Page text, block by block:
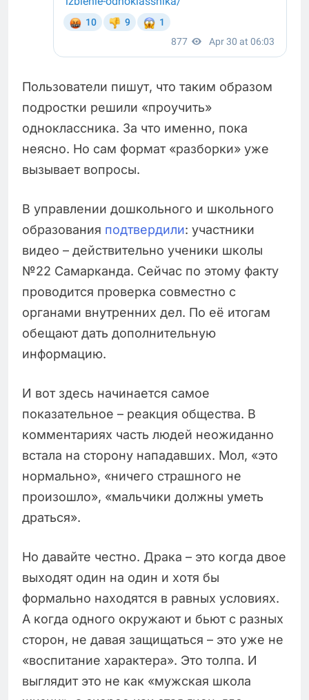
Пользователи пишут, что таким образом
подростки решили «проучить»
одноклассника. За что именно, пока
неясно. Но сам формат «разборки» уже
вызывает вопросы.
В управлении дошкольного и школьного
образования подтвердили: участники
видео – действительно ученики школы
№22 Самарканда. Сейчас по этому факту
проводится проверка совместно с
органами внутренних дел. По её итогам
обещают дать дополнительную
информацию.
И вот здесь начинается самое
показательное – реакция общества. В
комментариях часть людей неожиданно
встала на сторону нападавших. Мол, «это
нормально», «ничего страшного не
произошло», «мальчики должны уметь
драться».
Но давайте честно. Драка – это когда двое
выходят один на один и хотя бы
формально находятся в равных условиях.
А когда одного окружают и бьют с разных
сторон, не давая защищаться – это уже не
«воспитание характера». Это толпа. И
выглядит это не как «мужская школа